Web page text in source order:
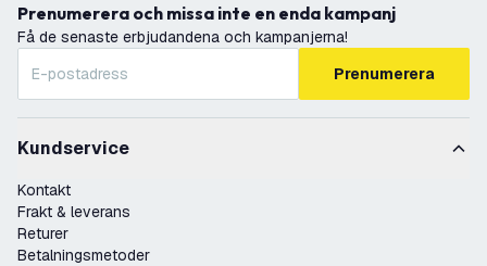
Prenumerera och missa inte en enda kampanj
Få de senaste erbjudandena och kampanjerna!
Prenumerera
Kundservice
Kontakt
Frakt & leverans
Returer
Betalningsmetoder